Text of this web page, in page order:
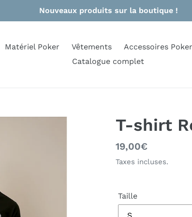
Nouveaux produits sur la boutique !
Matériel Poker Vêtements Accessoires Poker
Catalogue complet
T-shirt
Prix
normal
19,00€
Taxes incluses.
Taille